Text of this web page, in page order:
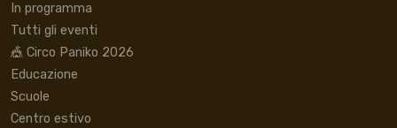
In programma
Tutti gli eventi
🎪 Circo Paniko 2026
Educazione
Scuole
Centro estivo